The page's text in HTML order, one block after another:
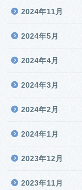
2024年11月
2024年5月
2024年4月
2024年3月
2024年2月
2024年1月
2023年12月
2023年11月